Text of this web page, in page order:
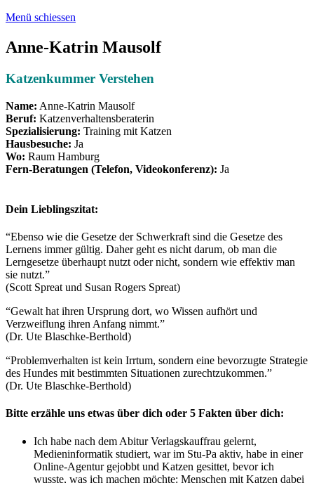
Menü schiessen
Anne-Katrin Mausolf
Katzenkummer Verstehen
Name: Anne-Katrin Mausolf
Beruf: Katzenverhaltensberaterin
Spezialisierung: Training mit Katzen
Hausbesuche: Ja
Wo: Raum Hamburg
Fern-Beratungen (Telefon, Videokonferenz): Ja
Dein Lieblingszitat:
“Ebenso wie die Gesetze der Schwerkraft sind die Gesetze des
Lernens immer gültig. Daher geht es nicht darum, ob man die
Lerngesetze überhaupt nutzt oder nicht, sondern wie effektiv man
sie nutzt.”
(Scott Spreat und Susan Rogers Spreat)
“Gewalt hat ihren Ursprung dort, wo Wissen aufhört und
Verzweiflung ihren Anfang nimmt.”
(Dr. Ute Blaschke-Berthold)
“Problemverhalten ist kein Irrtum, sondern eine bevorzugte Strategie
des Hundes mit bestimmten Situationen zurechtzukommen.”
(Dr. Ute Blaschke-Berthold)
Bitte erzähle uns etwas über dich oder 5 Fakten über dich:
Ich habe nach dem Abitur Verlagskauffrau gelernt,
Medieninformatik studiert, war im Stu-Pa aktiv, habe in einer
Online-Agentur gejobbt und Katzen gesittet, bevor ich
wusste, was ich machen möchte: Menschen mit Katzen dabei